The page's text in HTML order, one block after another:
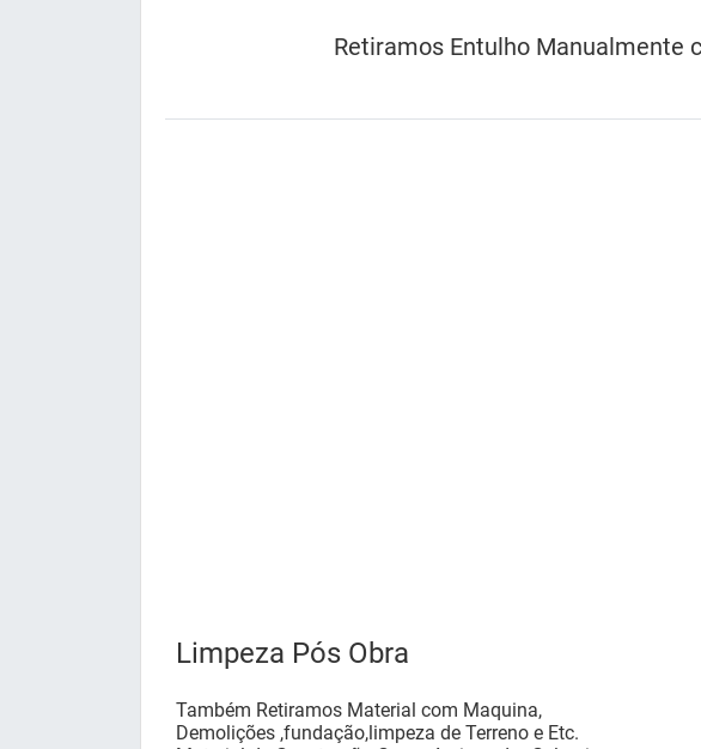
Retiramos Entulho Manualmente
Limpeza Pós Obra
Também Retiramos Material com Maquina,
Demolições ,fundação,limpeza de Terreno e Etc.